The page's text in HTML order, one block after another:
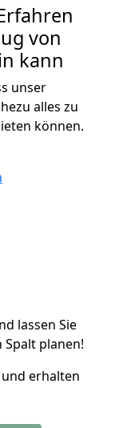
von
kann
unser
alles zu
können.
lassen Sie
planen!
und erhalten